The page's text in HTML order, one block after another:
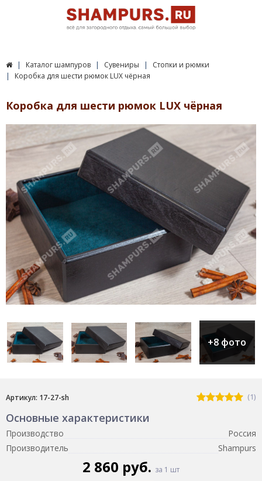
Каталог шампуров Сувениры
Стопки и рюмки
Коробка для шести рюмок LUX чёрная
Коробка для шести рюмок LUX чёрная
+8 фото
Артикул: 17-27-sh (1)
Основные характеристики
Производство
Россия
Производитель
Shampurs
2 860 руб. за 1 шт